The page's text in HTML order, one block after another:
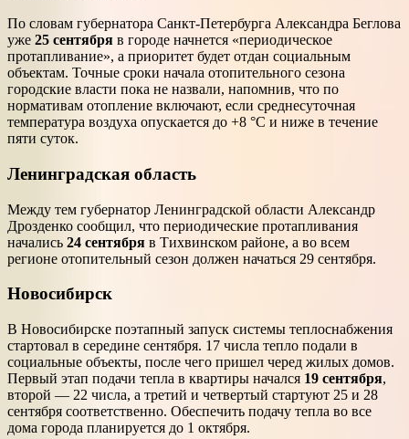
По словам губернатора Санкт-Петербурга Александра Беглова
уже 25 сентября в городе начнется «периодическое
протапливание», а приоритет будет отдан социальным
объектам. Точные сроки начала отопительного сезона
городские власти пока не назвали, напомнив, что по
нормативам отопление включают, если среднесуточная
температура воздуха опускается до +8 °C и ниже в течение
пяти суток.
Ленинградская область
Между тем губернатор Ленинградской области Александр
Дрозденко сообщил, что периодические протапливания
начались 24 сентября в Тихвинском районе, а во всем
регионе отопительный сезон должен начаться 29 сентября.
Новосибирск
В Новосибирске поэтапный запуск системы теплоснабжения
стартовал в середине сентября. 17 числа тепло подали в
социальные объекты, после чего пришел черед жилых домов.
Первый этап подачи тепла в квартиры начался 19 сентября,
второй — 22 числа, а третий и четвертый стартуют 25 и 28
сентября соответственно. Обеспечить подачу тепла во все
дома города планируется до 1 октября.